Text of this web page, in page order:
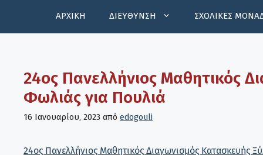
ΑΡΧΙΚΗ ΔΙΕΥΘΥΝΣΗ ΣΧΟΛΙΚΕΣ
24ος Πανελλήνιος Μαθητικός
Φωλιάς για Πουλιά
16 Ιανουαρίου, 2023 από edogouli
24ος Πανελλήνιος Μαθητικός Διαγωνισμός Κατασκευής